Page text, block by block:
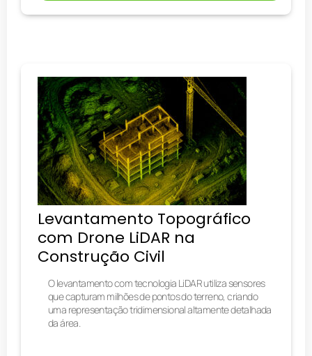
Levantamento Topográfico
com Drone LiDAR na
Construção Civil
O levantamento com tecnologia LiDAR utiliza sensores
que capturam milhões de pontos do terreno, criando
uma representação tridimensional altamente detalhada
da área.